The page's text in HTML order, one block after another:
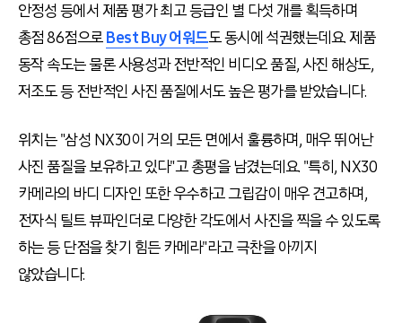
안정성 등에서 제품 평가 최고 등급인 별 다섯 개를 획득하며
총점 86점으로Best Buy 어워드도 동시에 석권했는데요. 제품
동작 속도는 물론 사용성과 전반적인 비디오 품질, 사진 해상도,
저조도 등 전반적인 사진 품질에서도 높은 평가를 받았습니다.
위치는 "삼성 NX30이 거의 모든 면에서 훌륭하며, 매우 뛰어난
사진 품질을 보유하고 있다"고 총평을 남겼는데요. "특히, NX30
카메라의 바디 디자인 또한 우수하고 그립감이 매우 견고하며,
전자식 틸트 뷰파인더로 다양한 각도에서 사진을 찍을 수 있도록
하는 등 단점을 찾기 힘든 카메라"라고 극찬을 아끼지
않았습니다.